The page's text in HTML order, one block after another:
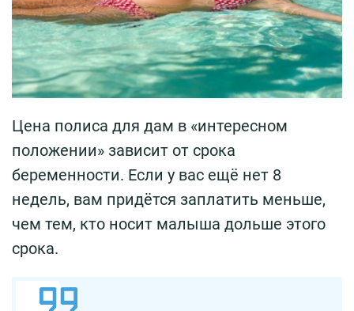
Цена полиса для дам в «интересном
положении» зависит от срока
беременности. Если у вас ещё нет 8
недель, вам придётся заплатить меньше,
чем тем, кто носит малыша дольше этого
срока.